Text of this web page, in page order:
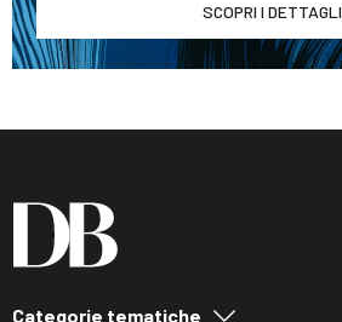
SCOPRI I DETTAGLI
Categorie tematiche